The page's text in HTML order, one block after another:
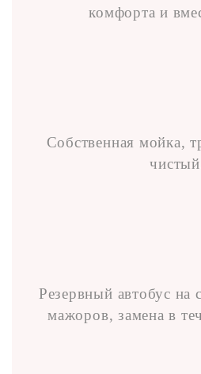
комфорта и
Собственная мойка,
Резервный автобус на
мажоров, замена в